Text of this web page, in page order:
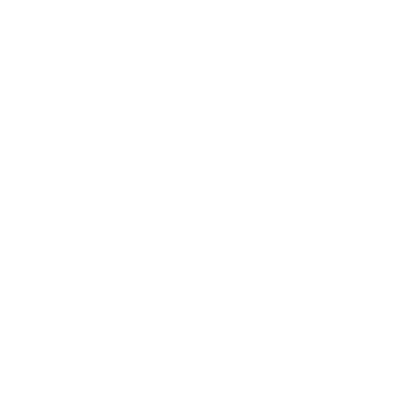
Alcuni di essi sono essenziali, altri ci aiutano a migliorare questo
sul nostro utilizzo dei cookie e sui vostri diritti di utente qui: